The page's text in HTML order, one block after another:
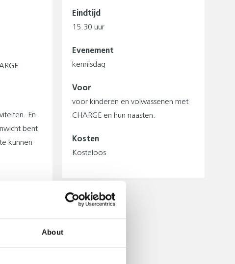
About
En
bent
kunnen
het
Eindtijd
15.30 uur
Evenement
kennisdag
Voor
voor kinderen en volwassenen met
CHARGE en hun naasten.
Kosten
Kosteloos